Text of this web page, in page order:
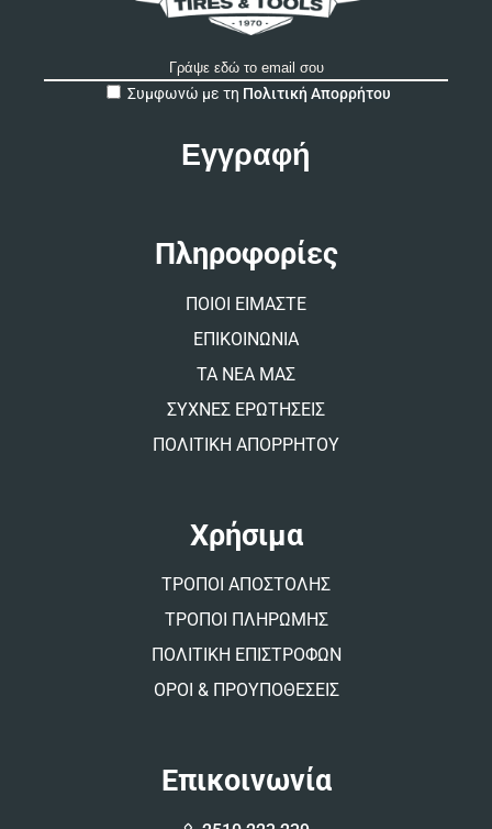
Συμφωνώ με τη Πολιτική Απορρήτου
Πληροφορίες
ΠΟΙΟΙ ΕΙΜΑΣΤΕ
ΕΠΙΚΟΙΝΩΝΙΑ
ΤΑ ΝΕΑ ΜΑΣ
ΣΥΧΝΕΣ ΕΡΩΤΗΣΕΙΣ
ΠΟΛΙΤΙΚΗ ΑΠΟΡΡΗΤΟΥ
Χρήσιμα
ΤΡΟΠΟΙ ΑΠΟΣΤΟΛΗΣ
ΤΡΟΠΟΙ ΠΛΗΡΩΜΗΣ
ΠΟΛΙΤΙΚΗ ΕΠΙΣΤΡΟΦΩΝ
ΟΡΟΙ & ΠΡΟΥΠΟΘΕΣΕΙΣ
Επικοινωνία